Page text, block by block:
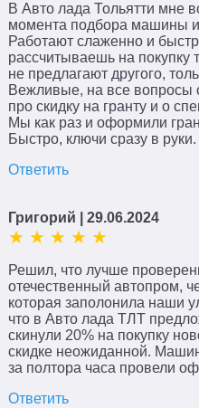
В Авто лада Тольятти мне
момента подбора машины
Работают слаженно и
рассчитываешь на покупку
не предлагают другого,
Вежливые, на все вопросы
про скидку на гранту и о
Мы как раз и оформили
Быстро, ключи сразу в руки.
Ответить
Григорий | 29.06.2024
Решил, что лучше
отечественный автопром,
которая заполонила наши
что в Авто лада ТЛТ
скинули 20% на покупку
скидке неожиданной.
за полтора часа провели
Ответить